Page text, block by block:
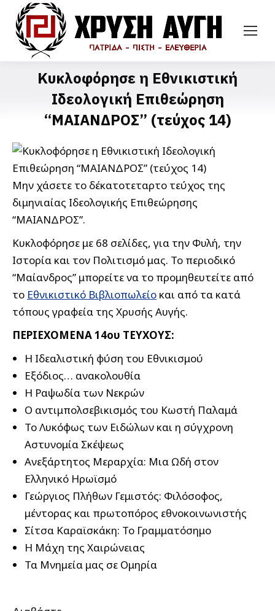
Κυκλοφόρησε η Εθνικιστική
Ιδεολογική Επιθεώρηση
“ΜΑΙΑΝΔΡΟΣ” (τεύχος 14)
Μην χάσετε το δέκατοτεταρτο τεύχος της
διμηνιαίας Ιδεολογικής Επιθεώρησης
“ΜΑΙΑΝΔΡΟΣ”.
Κυκλοφόρησε με 68 σελίδες, για την Φυλή, την
Ιστορία και τον Πολιτισμό μας. Το περιοδικό
“Μαίανδρος” μπορείτε να το προμηθευτείτε από
το Εθνικιστικό Βιβλιοπωλείο και από τα κατά
τόπους γραφεία της Χρυσής Αυγής.
ΠΕΡΙΕΧΟΜΕΝΑ 14ου ΤΕΥΧΟΥΣ:
Η Ιδεαλιστική φύση του Εθνικισμού
Εξόδιος… ανακολουθία
Η Ραψωδία των Νεκρών
Ο αντιμπολσεβικισμός του Κωστή Παλαμά
Το Λυκόφως των Ειδώλων και η σύγχρονη
Αστυνομία Σκέψεως
Ανεξάρτητος Μεραρχία: Μια Ωδή στον
Ελληνικό Ηρωϊσμό
Γεώργιος Πλήθων Γεμιστός: Φιλόσοφος,
μέντορας και πρωτοπόρος εθνοκοινωνιστής
Σίτσα Καραϊσκάκη: Το Γραμματόσημο
Η Μάχη της Χαιρώνειας
Τα Μνημεία μας σε Ομηρία